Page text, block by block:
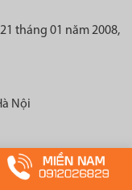
tháng 01 năm 2008,
Nội